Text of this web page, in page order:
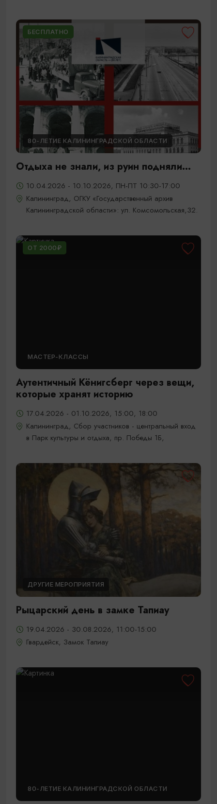
БЕСПЛАТНО
80-ЛЕТИЕ КАЛИНИНГРАДСКОЙ ОБЛАСТИ
Отдыха не знали, из руин подняли...
10.04.2026 - 10.10.2026, ПН-ПТ 10:30-17:00
Калининград, ОГКУ «Государственный архив
Калининградской области»: ул. Комсомольская,32.
ОТ 2000₽
МАСТЕР-КЛАССЫ
Аутентичный Кёнигсберг через вещи,
которые хранят историю
17.04.2026 - 01.10.2026, 15:00, 18:00
Калининград, Сбор участников - центральный вход
в Парк культуры и отдыха, пр. Победы 1Б,
ДРУГИЕ МЕРОПРИЯТИЯ
Рыцарский день в замке Тапиау
19.04.2026 - 30.08.2026, 11:00-15:00
Гвардейск, Замок Тапиау
80-ЛЕТИЕ КАЛИНИНГРАДСКОЙ ОБЛАСТИ